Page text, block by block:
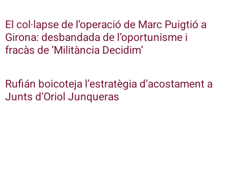
El col·lapse de l’operació de Marc Puigtió a
Girona: desbandada de l’oportunisme i
fracàs de ‘Militància Decidim’
Rufián boicoteja l’estratègia d’acostament a
Junts d’Oriol Junqueras